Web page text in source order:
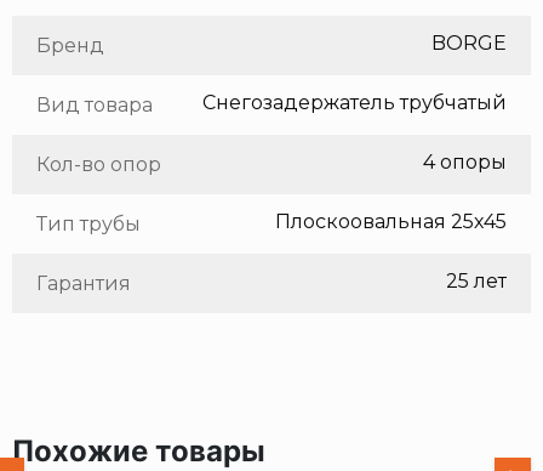
Бренд BORGE
Вид товара Снегозадержатель трубчатый
Кол-во опор 4 опоры
Тип трубы Плоскоовальная 25х45
Гарантия 25 лет
Похожие товары